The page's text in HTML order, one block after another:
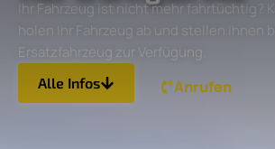
Ihr Fahrzeug ist nicht mehr fahrtüchtig?
holen Ihr Fahrzeug ab und stellen Ihnen
Ersatzfahrzeug zur Verfügung.
Alle Infos Anrufen